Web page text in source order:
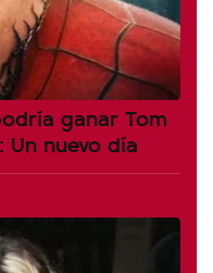
ganar Tom
nuevo día